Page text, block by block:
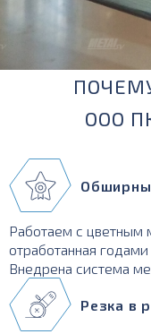
ООО
Работаем с цветным
отработанная
Внедрена система
Резка в